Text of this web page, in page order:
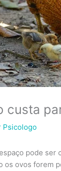
custa
Psicologo
pode ser
os ovos forem